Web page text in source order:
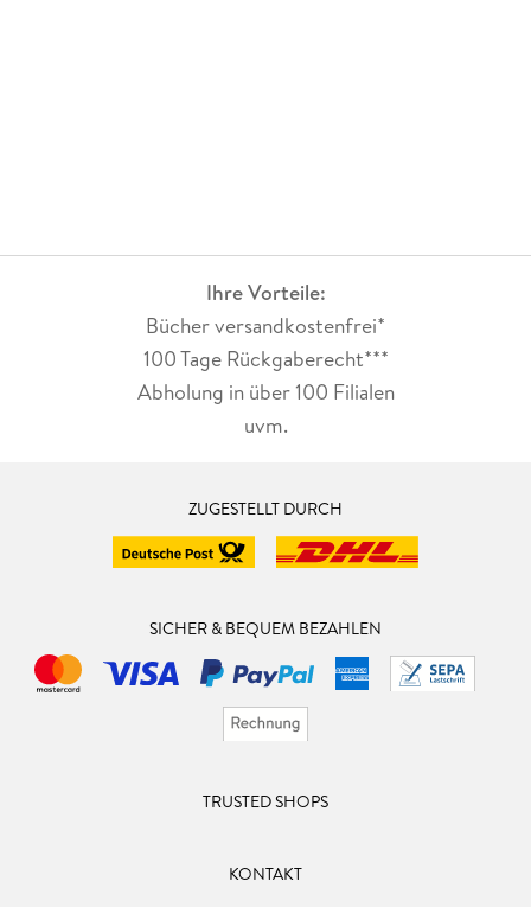
Ihre Vorteile:
Bücher versandkostenfrei*
100 Tage Rückgaberecht***
Abholung in über 100 Filialen
uvm.
ZUGESTELLT DURCH
SICHER & BEQUEM BEZAHLEN
TRUSTED SHOPS
KONTAKT